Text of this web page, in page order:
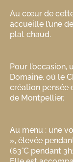
Au cœur de
accueille l’une
plat chaud.
Pour l’occasion,
Domaine, où le
création pensée
de Montpellier.
Au menu : une
», élevée
(63°C pendant